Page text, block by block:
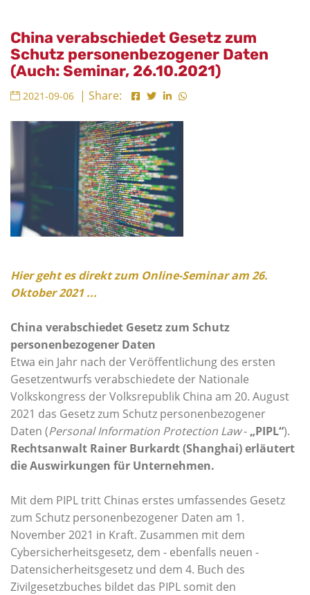
China verabschiedet Gesetz zum
Schutz personenbezogener Daten
(Auch: Seminar, 26.10.2021)
2021-09-06 | Share:
Hier geht es direkt zum Online-Seminar am 26.
Oktober 2021 ...
China verabschiedet Gesetz zum Schutz
personenbezogener Daten
Etwa ein Jahr nach der Veröffentlichung des ersten
Gesetzentwurfs verabschiedete der Nationale
Volkskongress der Volksrepublik China am 20. August
2021 das Gesetz zum Schutz personenbezogener
Daten (Personal Information Protection Law- „PIPL“).
Rechtsanwalt Rainer Burkardt (Shanghai) erläutert
die Auswirkungen für Unternehmen.
Mit dem PIPL tritt Chinas erstes umfassendes Gesetz
zum Schutz personenbezogener Daten am 1.
November 2021 in Kraft. Zusammen mit dem
Cybersicherheitsgesetz, dem - ebenfalls neuen -
Datensicherheitsgesetz und dem 4. Buch des
Zivilgesetzbuches bildet das PIPL somit den